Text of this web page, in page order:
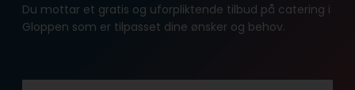
Du mottar et gratis og uforpliktende tilbud på catering i
Gloppen som er tilpasset dine ønsker og behov.